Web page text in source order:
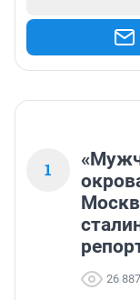
1
26 887